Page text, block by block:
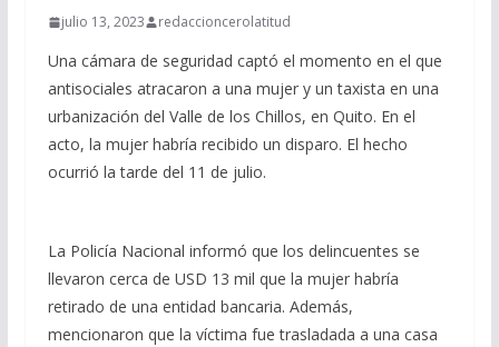
julio 13, 2023 redaccioncerolatitud
Una cámara de seguridad captó el momento en el que
antisociales atracaron a una mujer y un taxista en una
urbanización del Valle de los Chillos, en Quito. En el
acto, la mujer habría recibido un disparo. El hecho
ocurrió la tarde del 11 de julio.
La Policía Nacional informó que los delincuentes se
llevaron cerca de USD 13 mil que la mujer habría
retirado de una entidad bancaria. Además,
mencionaron que la víctima fue trasladada a una casa